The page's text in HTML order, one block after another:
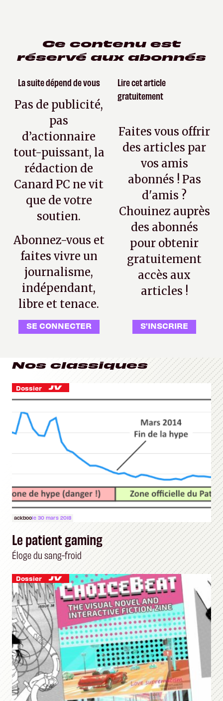
Ce contenu est
réservé aux abonnés
La suite dépend de vous
Pas de publicité,
pas
d’actionnaire
tout-puissant, la
rédaction de
Canard PC ne vit
que de votre
soutien.
Abonnez-vous et
faites vivre un
journalisme,
indépendant,
libre et tenace.
SE CONNECTER
Lire cet article
gratuitement
Faites vous offrir
des articles par
vos amis
abonnés ! Pas
d'amis ?
Chouinez auprès
des abonnés
pour obtenir
gratuitement
accès aux
articles !
S'INSCRIRE
Nos classiques
Dossier
ackboole 30 mars 2018
Le patient gaming
Éloge du sang-froid
Dossier